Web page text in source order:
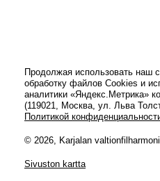
Продолжая использовать наш
обработку файлов Cookies и
аналитики
(119021, Москва, ул. Льва
Политикой
© 2026, Karjalan
Sivuston kartta